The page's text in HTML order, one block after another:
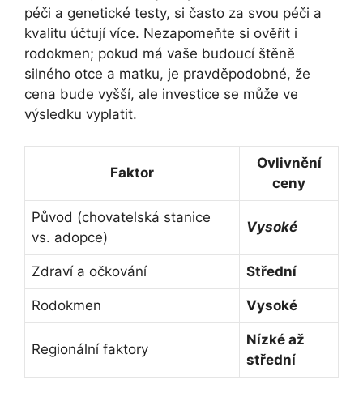
péči a genetické testy, si často za svou péči a
kvalitu účtují více. Nezapomeňte si ověřit i
rodokmen; pokud má vaše budoucí štěně
silného otce a matku, je pravděpodobné, že
cena bude vyšší, ale investice se může ve
výsledku vyplatit.
Faktor
Ovlivnění
ceny
Původ (chovatelská stanice
vs. adopce)
Vysoké
Zdraví a očkování Střední
Rodokmen Vysoké
Regionální faktory
Nízké až
střední